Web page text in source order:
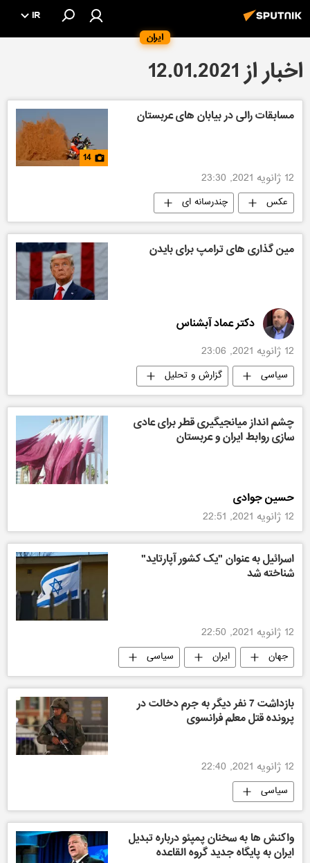
ایران
IR
اخبار از 12.01.2021
مسابقات رالی در بیابان های عربستان
14
12 ژانویه 2021, 23:30
عکس چندرسانه ای
مین گذاری های ترامپ برای بایدن
دکتر عماد آبشناس
12 ژانویه 2021, 23:06
سیاسی گزارش و تحلیل
چشم انداز میانجیگیری قطر برای عادی
سازی روابط ایران و عربستان
حسین جوادی
12 ژانویه 2021, 22:51
اسرائیل به عنوان "یک کشور آپارتاید"
شناخته شد
12 ژانویه 2021, 22:50
جهان ایران سیاسی
بازداشت 7 نفر دیگر به جرم دخالت در
پرونده قتل معلم فرانسوی
12 ژانویه 2021, 22:40
سیاسی
واکنش ها به سخنان پمپئو درباره تبدیل
ایران به پایگاه جدید گروه القاعده